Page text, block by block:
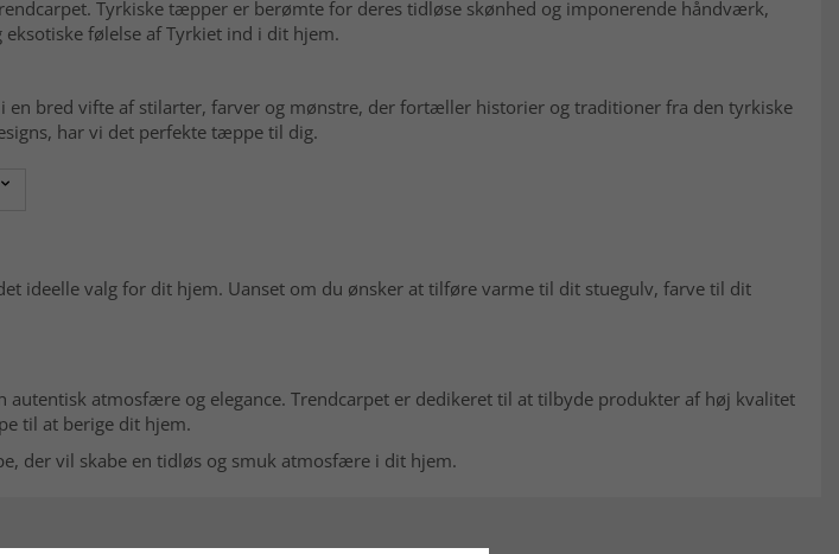
Tyrkiske tæpper er berømte for deres tidløse skønhed og imponerende håndværk,
følelse af Tyrkiet ind i dit hjem.
bred vifte af stilarter, farver og mønstre, der fortæller historier og traditioner fra den tyrkiske
har vi det perfekte tæppe til dig.
ideelle valg for dit hjem. Uanset om du ønsker at tilføre varme til dit stuegulv, farve til dit
atmosfære og elegance. Trendcarpet er dedikeret til at tilbyde produkter af høj kvalitet
til at berige dit hjem.
der vil skabe en tidløs og smuk atmosfære i dit hjem.